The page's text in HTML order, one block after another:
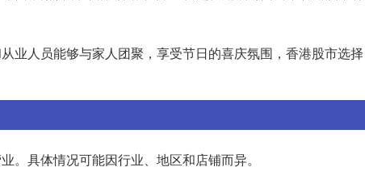
业人员能够与家人团聚，享受节日的喜庆氛围，香港股市选择
。具体情况可能因行业、地区和店铺而异。